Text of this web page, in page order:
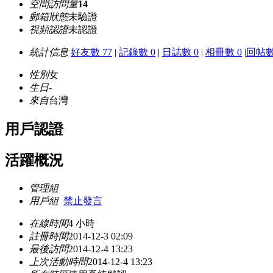
空間訪問量14
郵箱狀態未驗證
視頻認證未認證
統計信息 好友數 77 | 記錄數 0 | 日誌數 0 | 相冊數 0 |回帖
性別女
生日-
來自台灣
用戶認證
活躍概況
管理組
用戶組 禁止發言
在線時間4 小時
註冊時間2014-12-3 02:09
最後訪問2014-12-4 13:23
上次活動時間2014-12-4 13:23